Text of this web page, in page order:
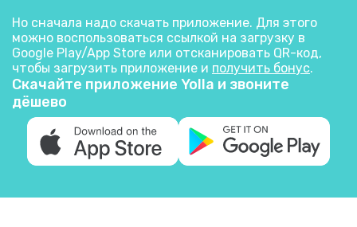
Скачайте приложение Yolla и звоните
дёшево
Но сначала надо скачать приложение. Для этого
можно воспользоваться ссылкой на загрузку в
Google Play/App Store или отсканировать QR-код,
чтобы загрузить приложение и получить бонус.